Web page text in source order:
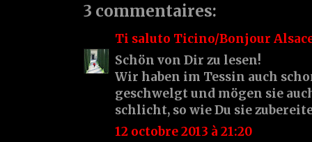
3 commentaires:
Ti saluto Ticino/Bonjour
Schön von Dir zu lesen!
Wir haben im Tessin auch
geschwelgt und mögen sie
schlicht, so wie Du sie
12 octobre 2013 à 21:20